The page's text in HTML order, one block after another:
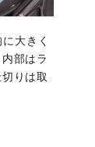
大きく
部はラ
りは取